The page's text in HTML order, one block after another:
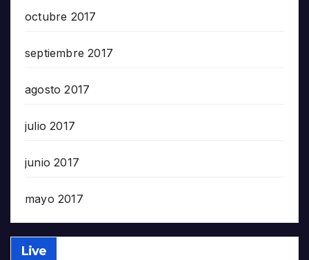
octubre 2017
septiembre 2017
agosto 2017
julio 2017
junio 2017
mayo 2017
Live